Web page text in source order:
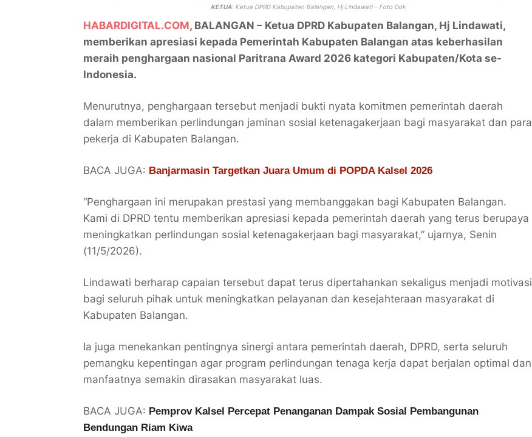
KETUA: Ketua DPRD Kabupaten Balangan, Hj Lindawati - Foto Dok
HABARDIGITAL.COM, BALANGAN – Ketua DPRD Kabupaten Balangan, Hj Lindawati,
memberikan apresiasi kepada Pemerintah Kabupaten Balangan atas keberhasilan
meraih penghargaan nasional Paritrana Award 2026 kategori Kabupaten/Kota se-
Indonesia.
Menurutnya, penghargaan tersebut menjadi bukti nyata komitmen pemerintah daerah
dalam memberikan perlindungan jaminan sosial ketenagakerjaan bagi masyarakat dan para
pekerja di Kabupaten Balangan.
BACA JUGA: Banjarmasin Targetkan Juara Umum di POPDA Kalsel 2026
“Penghargaan ini merupakan prestasi yang membanggakan bagi Kabupaten Balangan.
Kami di DPRD tentu memberikan apresiasi kepada pemerintah daerah yang terus berupaya
meningkatkan perlindungan sosial ketenagakerjaan bagi masyarakat,” ujarnya, Senin
(11/5/2026).
Lindawati berharap capaian tersebut dapat terus dipertahankan sekaligus menjadi motivasi
bagi seluruh pihak untuk meningkatkan pelayanan dan kesejahteraan masyarakat di
Kabupaten Balangan.
Ia juga menekankan pentingnya sinergi antara pemerintah daerah, DPRD, serta seluruh
pemangku kepentingan agar program perlindungan tenaga kerja dapat berjalan optimal dan
manfaatnya semakin dirasakan masyarakat luas.
BACA JUGA: Pemprov Kalsel Percepat Penanganan Dampak Sosial Pembangunan
Bendungan Riam Kiwa